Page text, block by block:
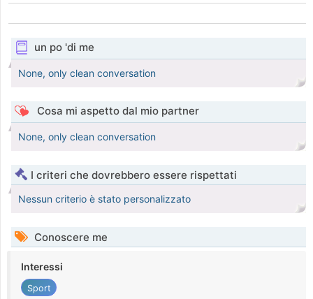
un po 'di me
None, only clean conversation
Cosa mi aspetto dal mio partner
None, only clean conversation
I criteri che dovrebbero essere rispettati
Nessun criterio è stato personalizzato
Conoscere me
Interessi
Sport